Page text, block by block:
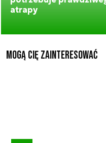
atrapy
Mogą Cię zainteresować